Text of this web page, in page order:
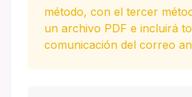
método, con el tercer
un archivo PDF e incluirá
comunicación del correo